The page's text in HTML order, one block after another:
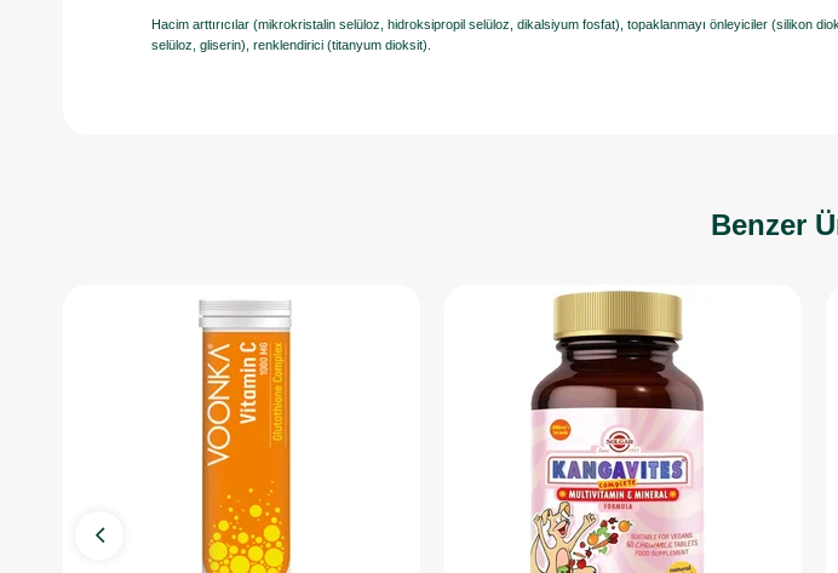
Hacim arttırıcılar (mikrokristalin selüloz, hidroksipropil selüloz, dikalsiyum fosfat), topaklanmayı önleyiciler (silikon
selüloz, gliserin), renklendirici (titanyum dioksit).
Benzer